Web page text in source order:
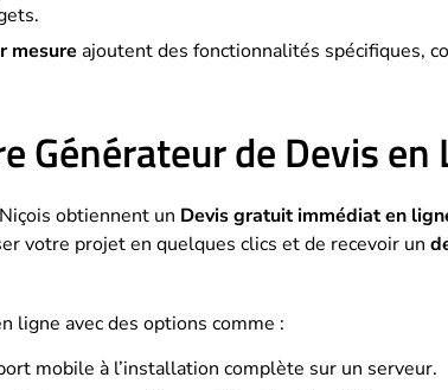
mesure ajoutent des fonctionnalités spécifiques,
Générateur de Devis en
obtiennent un Devis gratuit immédiat en
votre projet en quelques clics et de recevoir un
ligne avec des options comme :
mobile à l’installation complète sur un serveur.